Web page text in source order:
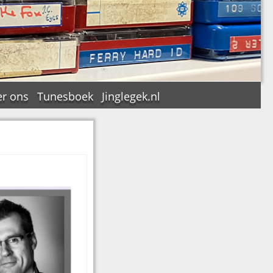
ons Tunesboek Jinglegek.nl